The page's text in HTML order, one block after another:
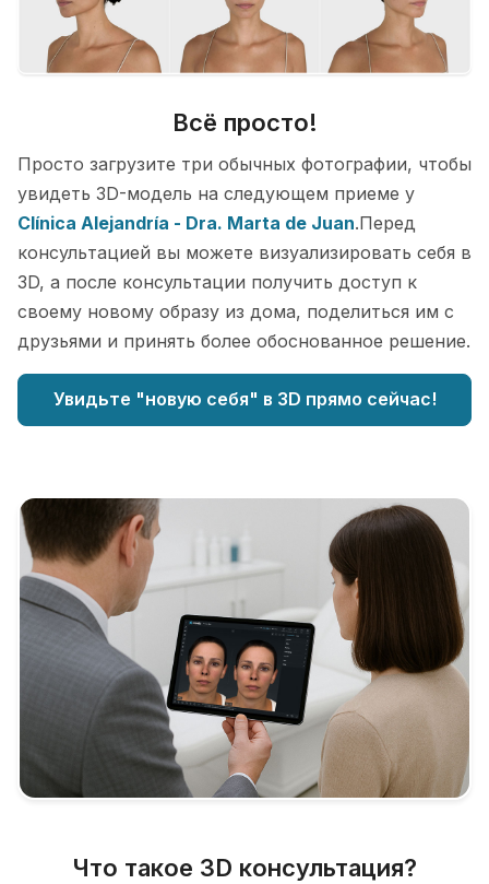
Всё просто!
Просто загрузите три обычных фотографии, чтобы
увидеть 3D-модель на следующем приеме у
Clínica Alejandría - Dra. Marta de Juan.Перед
консультацией вы можете визуализировать себя в
3D, а после консультации получить доступ к
своему новому образу из дома, поделиться им с
друзьями и принять более обоснованное решение.
Увидьте "новую себя" в 3D прямо сейчас!
Что такое 3D консультация?